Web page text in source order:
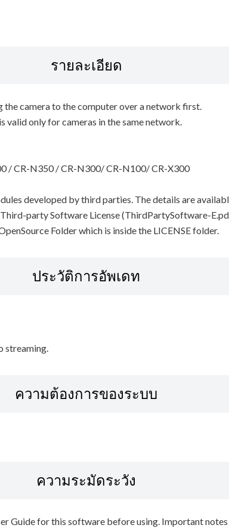
รายละเอียด
the camera to the computer over a network first.
valid only for cameras in the same network.
/ CR-N350 / CR-N300/ CR-N100/ CR-X300
developed by third parties. The details are
party Software License (ThirdPartySoftware-
Folder which is inside the LICENSE folder.
ประวัติการอัพเดท
streaming.
ความต้องการของระบบ
ความระมัดระวัง
Guide for this software before using. Important